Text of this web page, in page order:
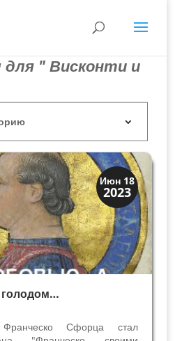
" Висконти и
Июн 18
2023
Сфорца
Сфорца стал